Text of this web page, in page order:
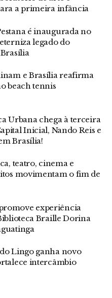
a primeira infância
é inaugurada no
legado do
e Brasília reafirma
beach tennis
Urbana chega à terceira
Inicial, Nando Reis e
Brasília!
teatro, cinema e
movimentam o fim de
experiência
Braille Dorina
Lingo ganha novo
intercâmbio